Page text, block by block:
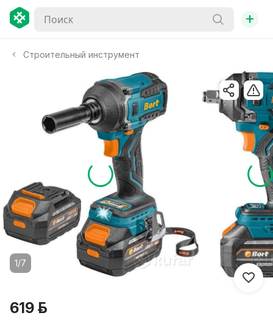
+
Строительный инструмент
1/7
619 р.